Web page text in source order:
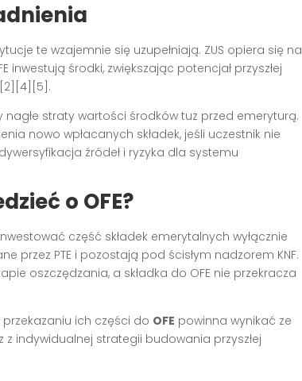
te wzajemnie się uzupełniają. ZUS opiera się na
środki, zwiększając potencjał przyszłej
[2][4][5] .
straty wartości środków tuż przed emeryturą.
nowo wpłacanych składek, jeśli uczestnik nie
źródeł i ryzyka dla systemu
o OFE?
część składek emerytalnych wyłącznie
przez PTE i pozostają pod ścisłym nadzorem KNF.
oszczędzania, a składka do OFE nie przekracza
przekazaniu ich części do OFE powinna wynikać ze
indywidualnej strategii budowania przyszłej